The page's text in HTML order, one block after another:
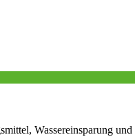
Wassereinsparung